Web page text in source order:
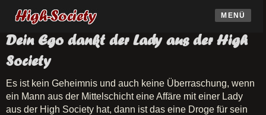
MENÜ
Dein Ego dankt der Lady aus der High
Society
Es ist kein Geheimnis und auch keine Überraschung, wenn
ein Mann aus der Mittelschicht eine Affäre mit einer Lady
aus der High Society hat, dann ist das eine Droge für sein